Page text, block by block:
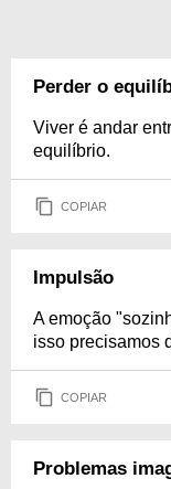
Perder o
Viver é andar
equilíbrio.
COPIAR
Impulsão
A emoção
isso precisamos
COPIAR
Problemas